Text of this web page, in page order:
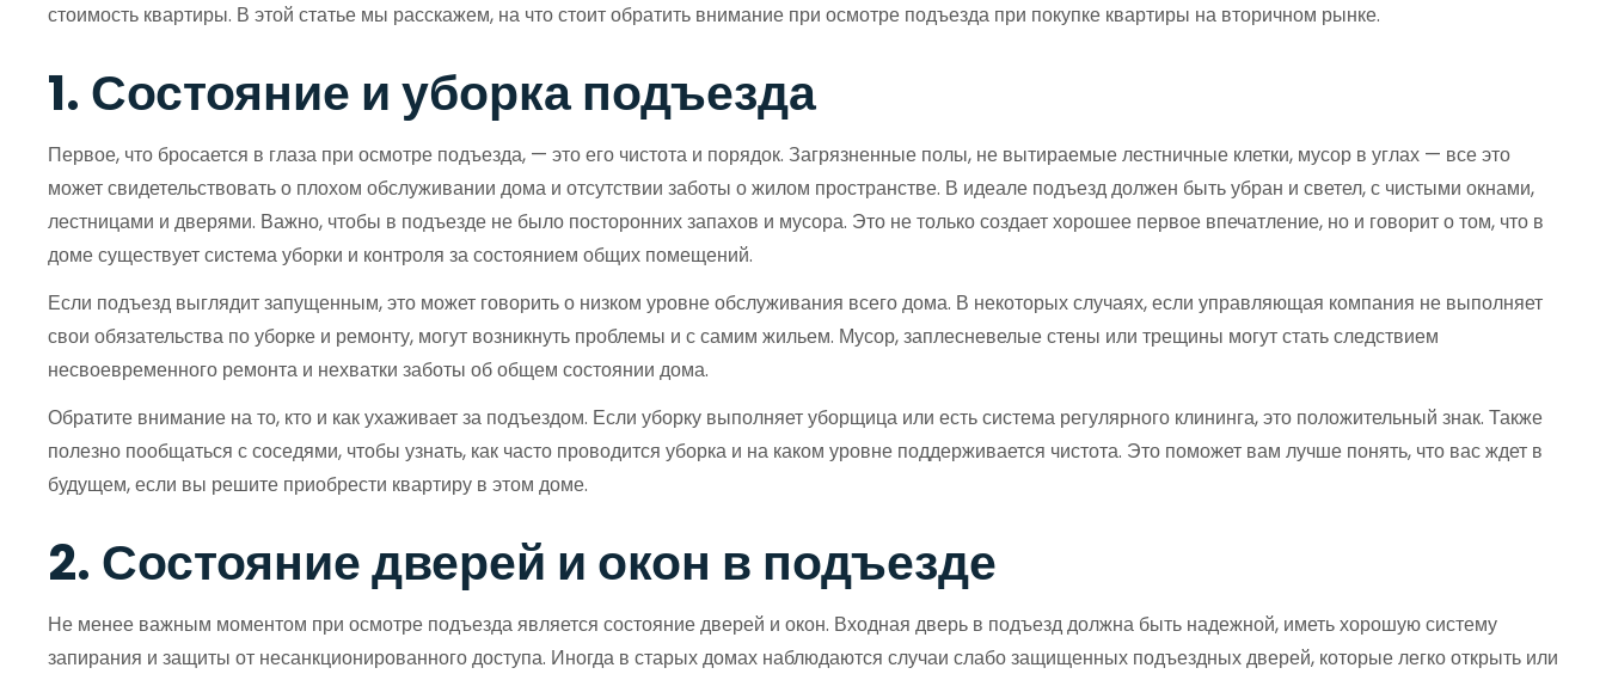
стоимость квартиры. В этой статье мы расскажем, на что стоит обратить внимание при осмотре подъезда при покупке квартиры на вторичном рынке.
1. Состояние и уборка подъезда
Первое, что бросается в глаза при осмотре подъезда, — это его чистота и порядок. Загрязненные полы, не вытираемые лестничные клетки, мусор в углах — все это
может свидетельствовать о плохом обслуживании дома и отсутствии заботы о жилом пространстве. В идеале подъезд должен быть убран и светел, с чистыми окнами,
лестницами и дверями. Важно, чтобы в подъезде не было посторонних запахов и мусора. Это не только создает хорошее первое впечатление, но и говорит о том, что в
доме существует система уборки и контроля за состоянием общих помещений.
Если подъезд выглядит запущенным, это может говорить о низком уровне обслуживания всего дома. В некоторых случаях, если управляющая компания не выполняет
свои обязательства по уборке и ремонту, могут возникнуть проблемы и с самим жильем. Мусор, заплесневелые стены или трещины могут стать следствием
несвоевременного ремонта и нехватки заботы об общем состоянии дома.
Обратите внимание на то, кто и как ухаживает за подъездом. Если уборку выполняет уборщица или есть система регулярного клининга, это положительный знак. Также
полезно пообщаться с соседями, чтобы узнать, как часто проводится уборка и на каком уровне поддерживается чистота. Это поможет вам лучше понять, что вас ждет в
будущем, если вы решите приобрести квартиру в этом доме.
2. Состояние дверей и окон в подъезде
Не менее важным моментом при осмотре подъезда является состояние дверей и окон. Входная дверь в подъезд должна быть надежной, иметь хорошую систему
запирания и защиты от несанкционированного доступа. Иногда в старых домах наблюдаются случаи слабо защищенных подъездных дверей, которые легко открыть или